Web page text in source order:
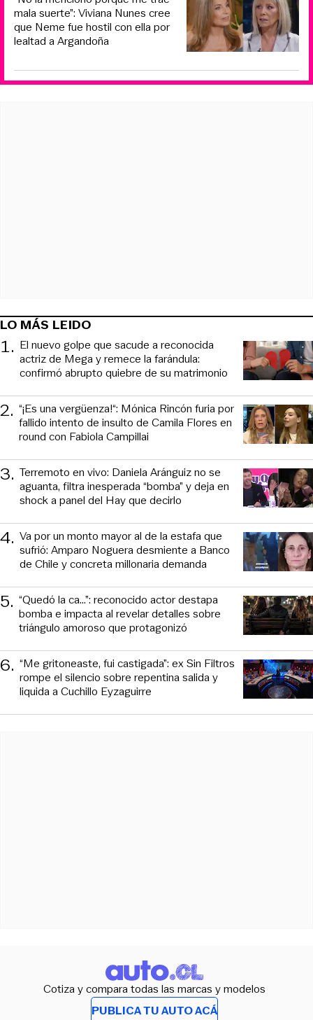
mala suerte”: Viviana Nunes cree
que Neme fue hostil con ella por
lealtad a Argandoña
LO MÁS LEIDO
1. El nuevo golpe que sacude a reconocida
actriz de Mega y remece la farándula:
confirmó abrupto quiebre de su matrimonio
2. “¡Es una vergüenza!“: Mónica Rincón furia por
fallido intento de insulto de Camila Flores en
round con Fabiola Campillai
3. Terremoto en vivo: Daniela Aránguiz no se
aguanta, filtra inesperada “bomba” y deja en
shock a panel del Hay que decirlo
4. Va por un monto mayor al de la estafa que
sufrió: Amparo Noguera desmiente a Banco
de Chile y concreta millonaria demanda
5. “Quedó la ca...”: reconocido actor destapa
bomba e impacta al revelar detalles sobre
triángulo amoroso que protagonizó
6. “Me gritoneaste, fui castigada”: ex Sin Filtros
rompe el silencio sobre repentina salida y
liquida a Cuchillo Eyzaguirre
Cotiza y compara todas las marcas y modelos
PUBLICA TU AUTO ACÁ